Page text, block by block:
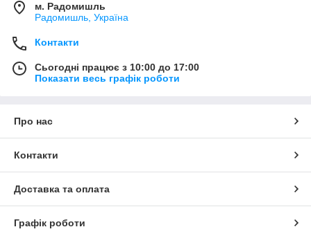
м. Радомишль
Радомишль, Україна
Контакти
Сьогодні працює з 10:00 до 17:00
Показати весь графік роботи
Про нас
Контакти
Доставка та оплата
Графік роботи